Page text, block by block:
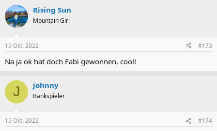
Rising Sun
Mountain Girl
15 Okt. 2022 #173
Na ja ok hat doch Fabi gewonnen, cool!
J johnny
Bankspieler
15 Okt. 2022 #174